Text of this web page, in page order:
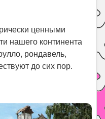
ценными
нашего континента
рондавель,
до сих пор.